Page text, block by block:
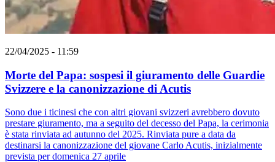
22/04/2025 - 11:59
Morte del Papa: sospesi il giuramento delle Guardie
Svizzere e la canonizzazione di Acutis
Sono due i ticinesi che con altri giovani svizzeri avrebbero dovuto
prestare giuramento, ma a seguito del decesso del Papa, la cerimonia
è stata rinviata ad autunno del 2025. Rinviata pure a data da
destinarsi la canonizzazione del giovane Carlo Acutis, inizialmente
prevista per domenica 27 aprile